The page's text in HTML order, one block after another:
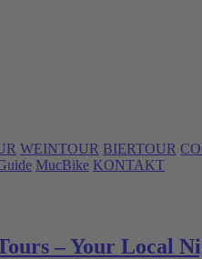
WEINTOUR BIERTOUR
MucBike KONTAKT
– Your Local